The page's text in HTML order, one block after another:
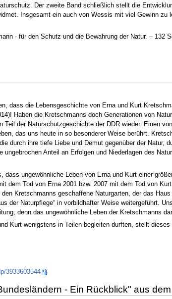
Der zweite Band schließlich stellt die
Insgesamt ein auch von Wessis mit viel Gewinn zu
- für den Schutz und die Bewahrung der Natur. –
dass die Lebensgeschichte von Erna und Kurt
Haben die Kretschmanns doch Generationen von
der Naturschutzgeschichte der DDR wieder. Einen
das uns heute in so besonderer Weise berührt.
durch ihre tiefe Liebe und Demut gegenüber der Natur,
Anteil an Erfolgen und Niederlagen des
ungewöhnliche Leben von Erna und Kurt einer
dem Tod von Erna 2001 bzw. 2007 mit dem Tod von
Kretschmanns geschaffene Naturgarten, der das
der Naturpflege“ in vorbildhafter Weise weitergeführt.
denn das ungewöhnliche Leben der Kretschmanns
Kurt wenigstens in Teilen begleiten durften, stellt
3933603544
- Ein Rückblick" aus